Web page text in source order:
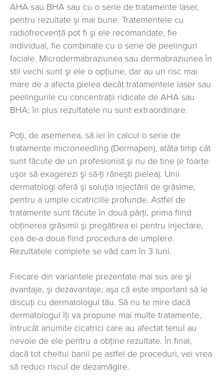
AHA sau BHA sau cu o serie de tratamente laser,
pentru rezultate şi mai bune. Tratementele cu
radiofrecvenţă pot fi şi ele recomandate, fie
individual, fie combinate cu o serie de peelinguri
faciale. Microdermabraziunea sau dermabraziunea în
stil vechi sunt şi ele o opţiune, dar au un risc mai
mare de a afecta pielea decât tratamentele laser sau
peelingurile cu concentraţii ridicate de AHA sau
BHA; în plus rezultatele nu sunt extraordinare.
Poţi, de asemenea, să iei în calcul o serie de
tratamente microneedling (Dermapen), atâta timp cât
sunt făcute de un profesionist şi nu de tine (e foarte
uşor să exagerezi şi să-ţi răneşti pielea). Unii
dermatologi oferă şi soluţia injectării de grăsime,
pentru a umple cicatriciile profunde. Astfel de
tratamente sunt făcute în două părţi, prima fiind
obţinerea grăsimii şi pregătirea ei pentru injectare,
cea de-a doua fiind procedura de umplere.
Rezultatele complete se văd cam în 3 luni.
Fiecare din variantele prezentate mai sus are şi
avantaje, şi dezavantaje, aşa că este important să le
discuţi cu dermatologul tău. Să nu te mire dacă
dermatologul îţi va propune mai multe tratamente,
întrucât anumite cicatrici care au afectat tenul au
nevoie de ele pentru a obţine rezultate. În final,
dacă tot cheltui banii pe astfel de proceduri, vei vrea
să reduci riscul de dezamăgire.